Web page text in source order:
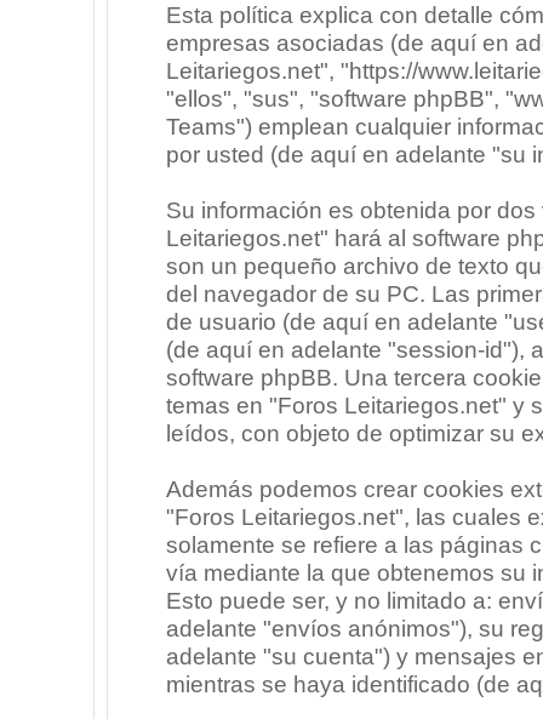
Esta política explica con detalle
empresas asociadas (de aquí en
Leitariegos.net", "https://
"ellos", "sus", "software phpBB",
Teams") emplean cualquier
por usted (de aquí en adelante "su
Su información es obtenida por
Leitariegos.net" hará al software
son un pequeño archivo de texto
del navegador de su PC. Las
de usuario (de aquí en adelante
(de aquí en adelante "session-id"),
software phpBB. Una tercera
temas en "Foros Leitariegos.net" y
leídos, con objeto de optimizar su
Además podemos crear cookies
"Foros Leitariegos.net", las cuales
solamente se refiere a las páginas
vía mediante la que obtenemos su
Esto puede ser, y no limitado a:
adelante "envíos anónimos"), su
adelante "su cuenta") y mensajes
mientras se haya identificado (de